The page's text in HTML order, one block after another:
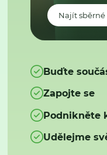
Najít
Buďte
Zapojte se
Podnikněte
Udělejme